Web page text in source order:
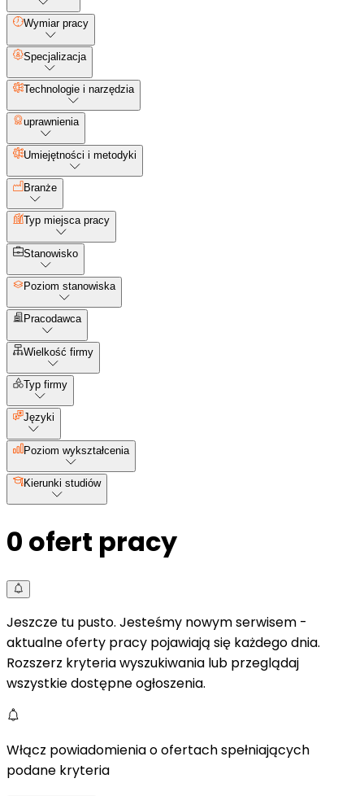
Wymiar pracy
Specjalizacja
Technologie i narzędzia
uprawnienia
Umiejętności i metodyki
Branże
Typ miejsca pracy
Stanowisko
Poziom stanowiska
Pracodawca
Wielkość firmy
Typ firmy
Języki
Poziom wykształcenia
Kierunki studiów
0 ofert pracy
Jeszcze tu pusto. Jesteśmy nowym serwisem -
aktualne oferty pracy pojawiają się każdego dnia.
Rozszerz kryteria wyszukiwania lub przeglądaj
wszystkie dostępne ogłoszenia.
Włącz powiadomienia o ofertach spełniających
podane kryteria